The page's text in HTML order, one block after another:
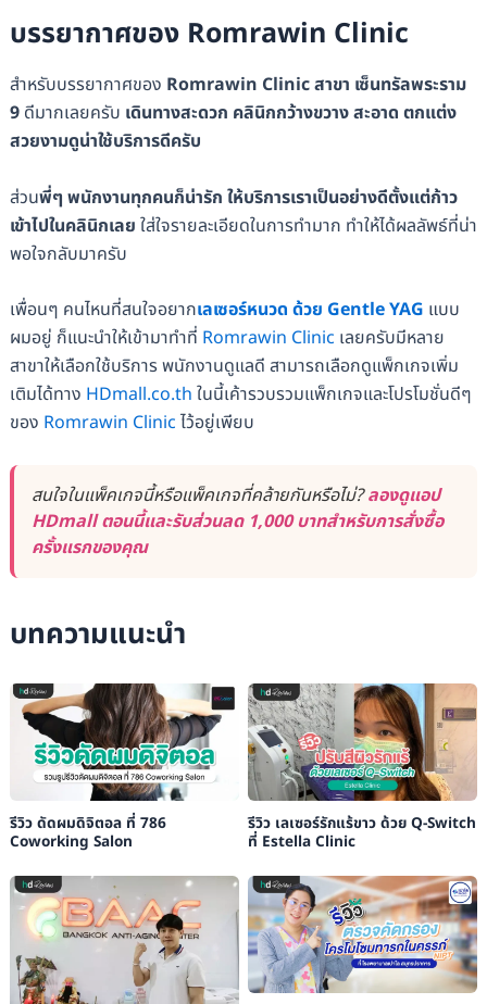
บรรยากาศของ Romrawin Clinic
สำหรับบรรยากาศของ Romrawin Clinic สาขา เซ็นทรัลพระราม
9ดีมากเลยครับ เดินทางสะดวก คลินิกกว้างขวาง สะอาด ตกแต่ง
สวยงามดูน่าใช้บริการดีครับ
ส่วนพี่ๆ พนักงานทุกคนก็น่ารัก ให้บริการเราเป็นอย่างดีตั้งแต่ก้าว
เข้าไปในคลินิกเลย ใส่ใจรายละเอียดในการทำมาก ทำให้ได้ผลลัพธ์ที่น่า
พอใจกลับมาครับ
เพื่อนๆ คนไหนที่สนใจอยากเลเซอร์หนวด ด้วย Gentle YAG แบบ
ผมอยู่ ก็แนะนำให้เข้ามาทำที่ Romrawin Clinic เลยครับมีหลาย
สาขาให้เลือกใช้บริการ พนักงานดูแลดี สามารถเลือกดูแพ็กเกจเพิ่ม
เติมได้ทาง HDmall.co.th ในนี้เค้ารวบรวมแพ็กเกจและโปรโมชั่นดีๆ
ของ Romrawin Clinic ไว้อยู่เพียบ
สนใจในแพ็คเกจนี้หรือแพ็คเกจที่คล้ายกันหรือไม่?ลองดูแอป
HDmall ตอนนี้และรับส่วนลด 1,000 บาทสำหรับการสั่งซื้อ
ครั้งแรกของคุณ
บทความแนะนำ
รีวิว ดัดผมดิจิตอล ที่ 786
Coworking Salon
รีวิว เลเซอร์รักแร้ขาว ด้วย Q-Switch
ที่ Estella Clinic